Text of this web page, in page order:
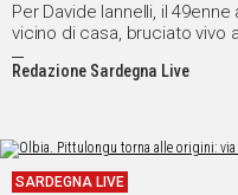
Per Davide Iannelli, il
vicino di casa, bruciato vivo
Redazione Sardegna Live
SARDEGNA LIVE